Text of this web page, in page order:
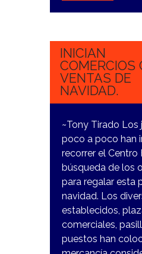
27
INICIAN
COMERCIOS
VENTAS DE
NAVIDAD.
~Tony Tirado Los
poco a poco han
recorrer el Centro
búsqueda de los
para regalar esta
navidad. Los
establecidos,
comerciales,
puestos han